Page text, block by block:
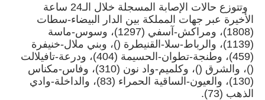
وتتوزع حالات الإصابة المسجلة خلال الـ24 ساعة
الأخيرة عبر جهات المملكة بين الدار البيضاء-سطات
(1808)، ومراكش-آسفي (1297)، وسوس-ماسة
(1139)، والرباط-سلا-القنيطرة ()، وبني ملال-خنيفرة
(459)، وطنجة-تطوان-الحسيمة (404)، ودرعة-تافيلالت
()، والشرق ()، وكلميم-واد نون (310)، وفاس-مكناس
(130)، والعيون-الساقية الحمراء (83)، والداخلة-وادي
الذهب (73).